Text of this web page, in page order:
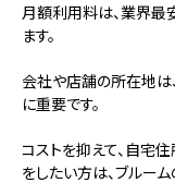
月額利用料は、業界最
ます。
会社や店舗の所在地は
に重要です。
コストを抑えて、自宅
をしたい方は、ブルー